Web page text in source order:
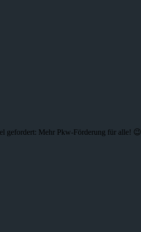
gefordert: Mehr Pkw-Förderung für alle! 😉